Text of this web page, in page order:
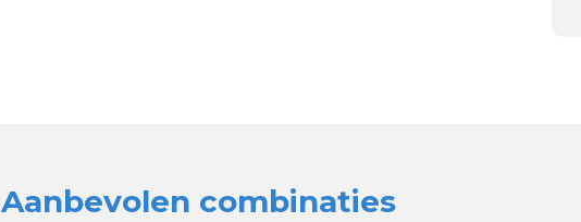
Aanbevolen combinaties